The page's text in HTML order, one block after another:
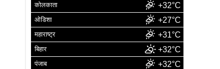
कोलकाता +32°C
ओडिशा +27°C
महाराष्ट्र +31°C
बिहार +32°C
पंजाब +32°C